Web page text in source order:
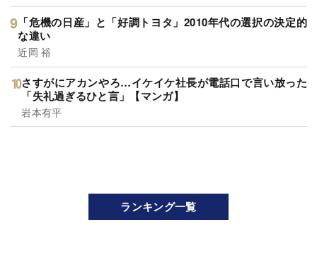
「危機の日産」と「好調トヨタ」2010年代の選択の決定的
な違い
近岡 裕
さすがにアカンやろ…イケイケ社長が電話口で言い放った
「失礼過ぎるひと言」【マンガ】
岩本有平
ランキング一覧